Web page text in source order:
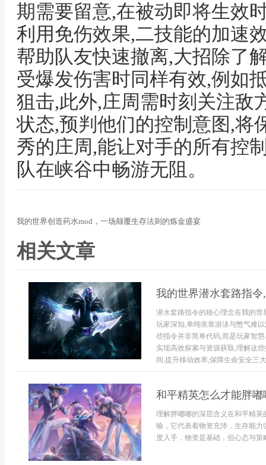
期需要留意,在被动即将生效
利用免伤效果,二技能的加速
帮助队友快速撤离,大招除了
受爆发伤害时同样有效,例如
狙击,此外,庄周需时刻关注敌
状态,预判他们的控制意图,将
秀的庄周,能让对手的所有控
队在峡谷中畅游无阻。
我的世界创造药水mod，一场颠覆生存法则的炼金盛宴
相关文章
我的世界潜水套路指
潜水套路指令的核心理念在我的
玩家深知,单纯依靠游泳与憋气难
些指令并非简单代码,而是玩家智
实现高效探索与资源获取,理解这
间,提升移动效率,保障生命安全三
和平精英怎么才能胖
理解胖嘟嘟的深层含义在和平精
喻，它代表着物资充沛，生存能
度入手，物资是基础，但心态与